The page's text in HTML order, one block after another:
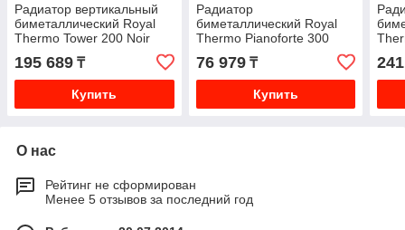
Радиатор вертикальный
биметаллический Royal
Thermo Tower 200 Noir
Sable 18 секций
195 689 ₸
Купить
Радиатор
биметаллический Royal
Thermo Pianoforte 300
Noir Sable 8 секций
76 979₸
Купить
О нас
Рейтинг не сформирован
Менее 5 отзывов за последний год